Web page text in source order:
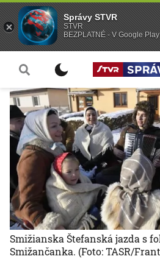
Smižianska Štefanská jazda s
Smižančanka. (Foto: TASR/
Správy STVR
STVR
BEZPLATNÉ - V Google Play